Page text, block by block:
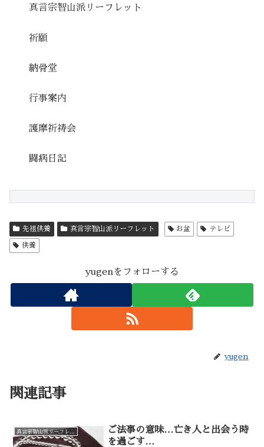
真言宗智山派リーフレット
祈願
納骨堂
行事案内
護摩祈祷会
闘病日記
先祖供養 真言宗智山派リーフレット お盆 テレビ
供養
yugenをフォローする
yugen
関連記事
真言宗智山派リーフレット
ご法事の意味…亡き人と出会う時
を過ごす…